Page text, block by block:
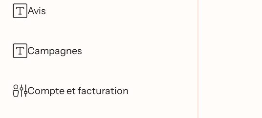
Avis
Campagnes
Compte et facturation